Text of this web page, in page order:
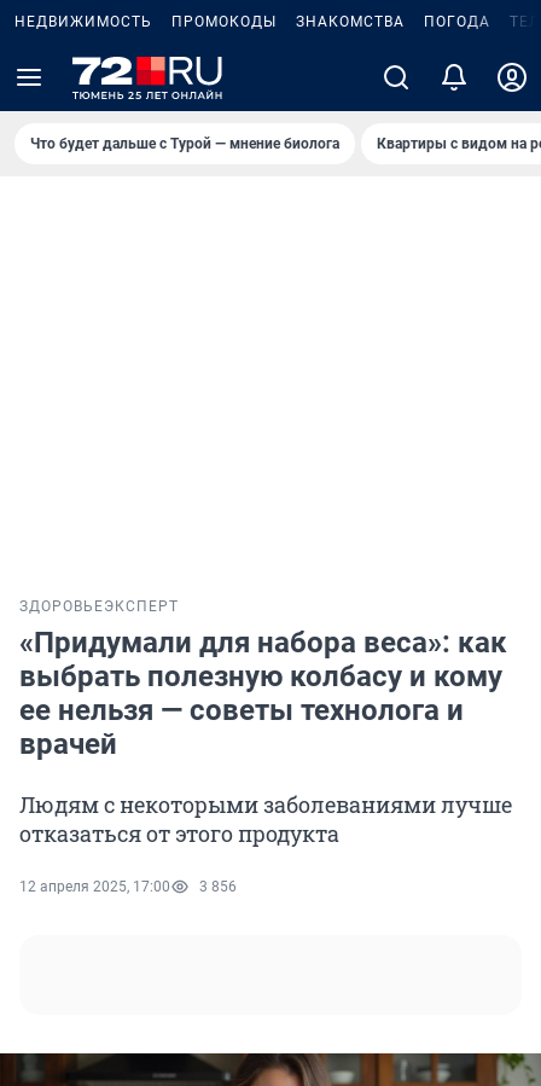
НЕДВИЖИМОСТЬ ПРОМОКОДЫ ЗНАКОМСТВА ПОГОДА
Что будет дальше с Турой — мнение биолога Квартиры с видом на
ЗДОРОВЬЕЭКСПЕРТ
«Придумали для набора веса»: как
выбрать полезную колбасу и кому
ее нельзя — советы технолога и
врачей
Людям с некоторыми заболеваниями лучше
отказаться от этого продукта
12 апреля 2025, 17:00 3 856